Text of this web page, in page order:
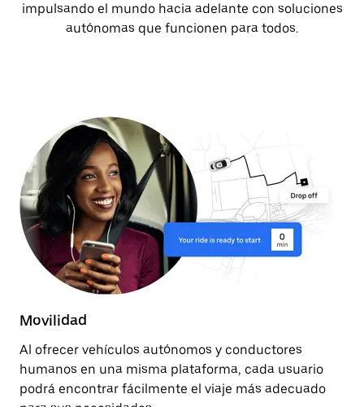
impulsando el mundo hacia adelante con soluciones
autónomas que funcionen para todos.
Movilidad
Al ofrecer vehículos autónomos y conductores
humanos en una misma plataforma, cada usuario
podrá encontrar fácilmente el viaje más adecuado